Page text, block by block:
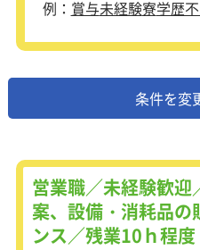
例： 賞与未経験寮学歴
条件を変
営業職／未経験歓
案、設備・消耗品の
ンス／残業10ｈ程度